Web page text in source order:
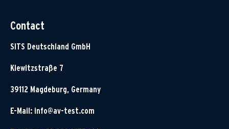
Contact
SITS Deutschland GmbH
Klewitzstraße 7
39112 Magdeburg, Germany
E-Mail: info@av-test.com